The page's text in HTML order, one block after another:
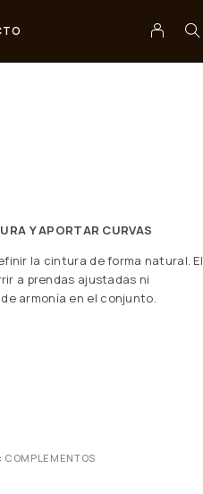
Y APORTAR CURVAS
la cintura de forma natural. El
a prendas ajustadas ni
armonía en el conjunto.
COMPLEMENTOS